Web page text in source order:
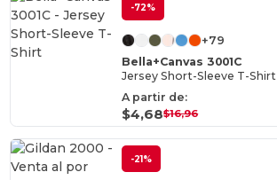
-72%
+79
Bella+Canvas 3001C
Jersey Short-Sleeve T-Shirt
A partir de:
$4,68$16,96
-21%